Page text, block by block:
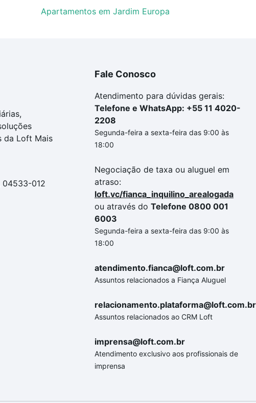
Apartamentos em Jardim Europa
da Loft Mais
04533-012
Fale Conosco
Atendimento para dúvidas gerais:
Telefone e WhatsApp: +55 11 4020-
2208
Segunda-feira a sexta-feira das 9:00 às
18:00
Negociação de taxa ou aluguel em
atraso:
loft.vc/fianca_inquilino_arealogada
ou através do Telefone 0800 001
6003
Segunda-feira a sexta-feira das 9:00 às
18:00
atendimento.fianca@loft.com.br
Assuntos relacionados a Fiança Aluguel
relacionamento.plataforma@loft.com.br
Assuntos relacionados ao CRM Loft
imprensa@loft.com.br
Atendimento exclusivo aos profissionais de
imprensa